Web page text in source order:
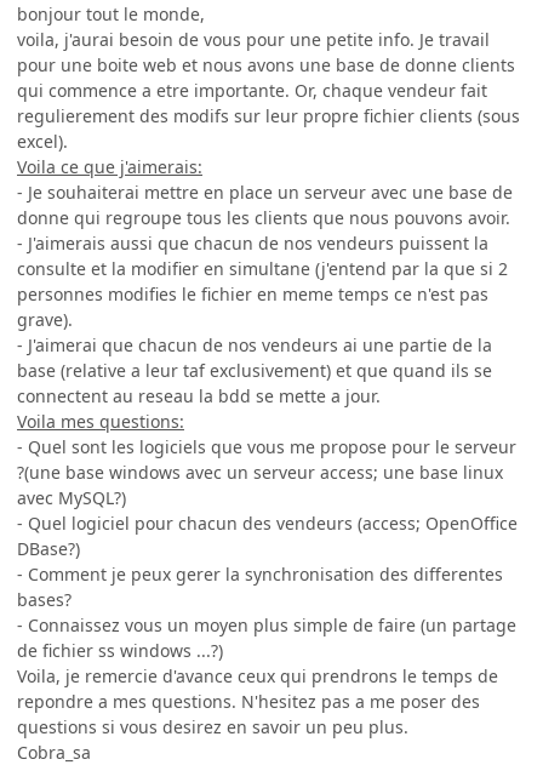
bonjour tout le monde,
voila, j'aurai besoin de vous pour une petite info. Je travail
pour une boite web et nous avons une base de donne clients
qui commence a etre importante. Or, chaque vendeur fait
regulierement des modifs sur leur propre fichier clients (sous
excel).
Voila ce que j'aimerais:
- Je souhaiterai mettre en place un serveur avec une base de
donne qui regroupe tous les clients que nous pouvons avoir.
- J'aimerais aussi que chacun de nos vendeurs puissent la
consulte et la modifier en simultane (j'entend par la que si 2
personnes modifies le fichier en meme temps ce n'est pas
grave).
- J'aimerai que chacun de nos vendeurs ai une partie de la
base (relative a leur taf exclusivement) et que quand ils se
connectent au reseau la bdd se mette a jour.
Voila mes questions:
- Quel sont les logiciels que vous me propose pour le serveur
?(une base windows avec un serveur access; une base linux
avec MySQL?)
- Quel logiciel pour chacun des vendeurs (access; OpenOffice
DBase?)
- Comment je peux gerer la synchronisation des differentes
bases?
- Connaissez vous un moyen plus simple de faire (un partage
de fichier ss windows ...?)
Voila, je remercie d'avance ceux qui prendrons le temps de
repondre a mes questions. N'hesitez pas a me poser des
questions si vous desirez en savoir un peu plus.
Cobra_sa